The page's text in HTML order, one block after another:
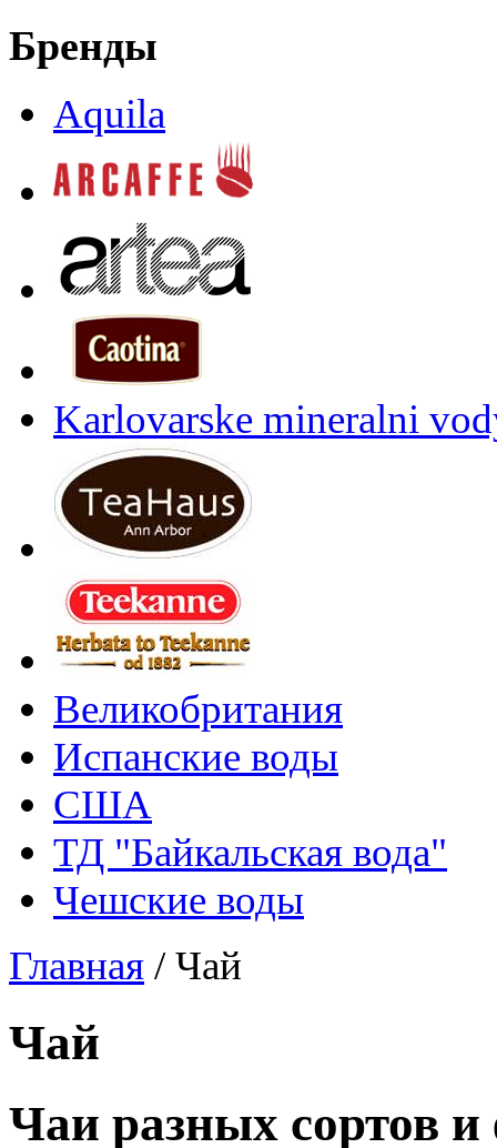
Бренды
Aquila
Karlovarske mineralni
Великобритания
Испанские воды
США
ТД "Байкальская вода"
Чешские воды
Главная /Чай
Чай
Чаи разных сортов и